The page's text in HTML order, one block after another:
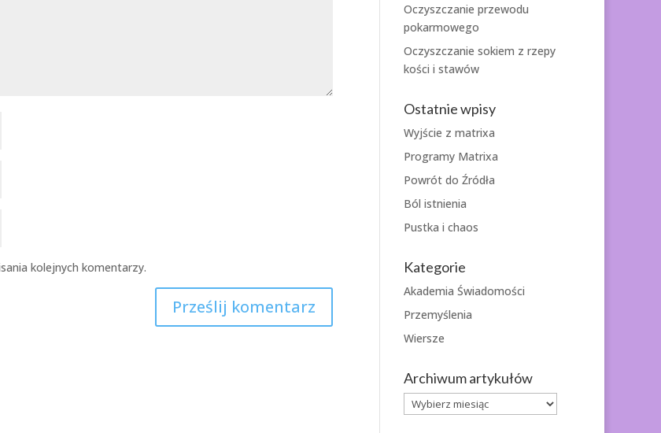
kolejnych komentarzy.
Oczyszczanie przewodu
pokarmowego
Oczyszczanie sokiem z rzepy
kości i stawów
Ostatnie wpisy
Wyjście z matrixa
Programy Matrixa
Powrót do Źródła
Ból istnienia
Pustka i chaos
Kategorie
Akademia Świadomości
Przemyślenia
Wiersze
Archiwum artykułów
Archiwum
artykułów